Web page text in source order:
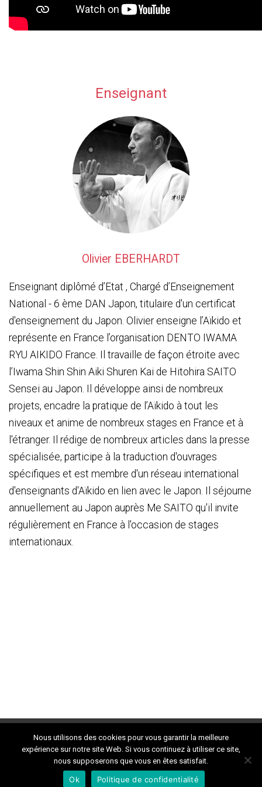
Enseignant
Olivier EBERHARDT
Enseignant diplômé d’Etat , Chargé d’Enseignement
National - 6 ème DAN Japon, titulaire d'un certificat
d'enseignement du Japon. Olivier enseigne l’Aïkido et
représente en France l’organisation DENTO IWAMA
RYU AIKIDO France. Il travaille de façon étroite avec
l’Iwama Shin Shin Aiki Shuren Kai de Hitohira SAITO
Sensei au Japon. Il développe ainsi de nombreux
projets, encadre la pratique de l’Aïkido à tout les
niveaux et anime de nombreux stages en France et à
l'étranger. Il rédige de nombreux articles dans la presse
spécialisée, participe à la traduction d'ouvrages
spécifiques et est membre d'un réseau international
d'enseignants d'Aïkido en lien avec le Japon. Il séjourne
annuellement au Japon auprès Me SAITO qu'il invite
régulièrement en France à l'occasion de stages
internationaux.
Nous utilisons des cookies pour vous garantir la meilleure
expérience sur notre site Web. Si vous continuez à utiliser ce site,
nous supposerons que vous en êtes satisfait.
Ok Politique de confidentialité